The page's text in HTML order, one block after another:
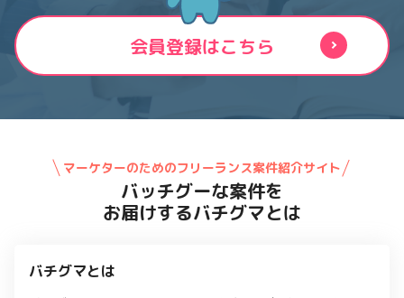
会員登録はこちら
マーケターのためのフリーランス案件紹介サイト
バッチグーな案件を
お届けするバチグマとは
バチグマとは